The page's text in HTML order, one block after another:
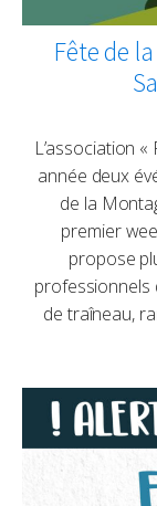
Fête de
L’association
année deux
de la
premier
propose
professionnels
de traîneau,